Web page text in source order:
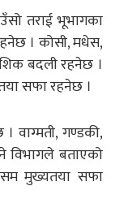
तराई भूभागका
। कोसी, मधेस,
बदली रहनेछ ।
सफा रहनेछ ।
वाग्मती, गण्डकी,
विभागले बताएको
मुख्यतया सफा